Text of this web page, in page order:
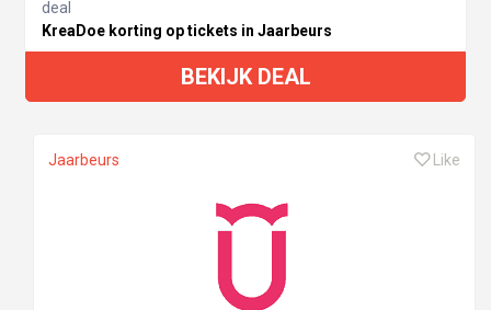
deal
KreaDoe korting op tickets in Jaarbeurs
BEKIJK DEAL
Jaarbeurs Like